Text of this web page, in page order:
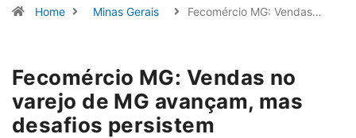
Home Minas Gerais Fecomércio MG: Vendas…
Fecomércio MG: Vendas no
varejo de MG avançam, mas
desafios persistem